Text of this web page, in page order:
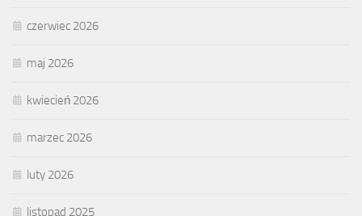
czerwiec 2026
maj 2026
kwiecień 2026
marzec 2026
luty 2026
listopad 2025